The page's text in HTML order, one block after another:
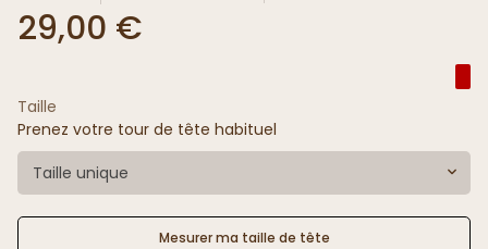
29,00 €
Taille
Prenez votre tour de tête habituel
Taille unique
Mesurer ma taille de tête